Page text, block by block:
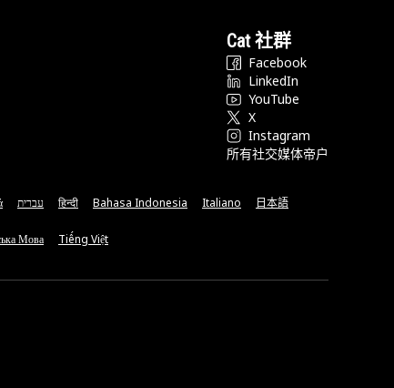
Cat 社群
Facebook
LinkedIn
YouTube
X
Instagram
所有社交媒体帝户
עברית हिन्दी Bahasa Indonesia Italiano 日本語
Мова Tiếng Việt